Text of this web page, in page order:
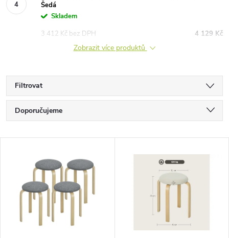
Šedá
Skladem
4 129 Kč
3 412 Kč bez DPH
Zobrazit více produktů
Filtrovat
Ř
a
Doporučujeme
Nejprodávanější
Abecedně